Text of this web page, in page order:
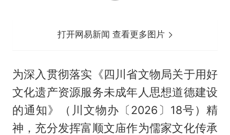
打开网易新闻 查看更多图片
为深入贯彻落实《四川省文物局关于用好
文化遗产资源服务未成年人思想道德建设
的通知》（川文物办〔2026〕18号）精
神，充分发挥富顺文庙作为儒家文化传承